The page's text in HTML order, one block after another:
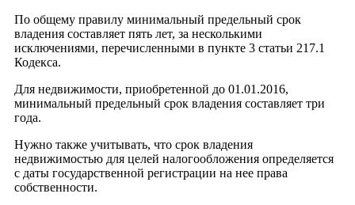
По общему правилу минимальный предельный срок
владения составляет пять лет, за несколькими
исключениями, перечисленными в пункте 3 статьи 217.1
Кодекса.
Для недвижимости, приобретенной до 01.01.2016,
минимальный предельный срок владения составляет три
года.
Нужно также учитывать, что срок владения
недвижимостью для целей налогообложения определяется
с даты государственной регистрации на нее права
собственности.